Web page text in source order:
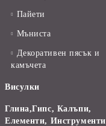
Пайети
Мъниста
Декоративен пясък и
камъчета
Висулки
Глина,Гипс, Калъпи,
Елементи, Инструменти